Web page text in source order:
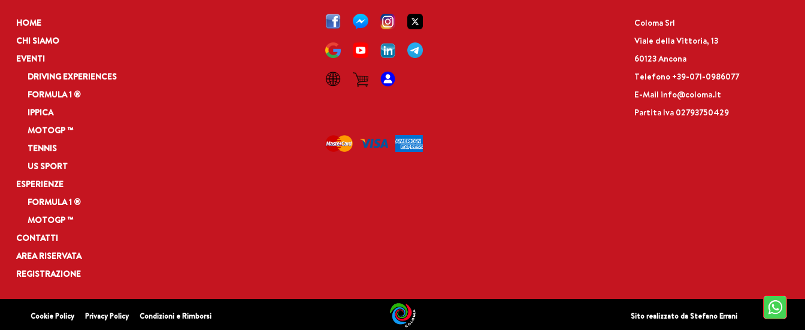
HOME
CHI SIAMO
EVENTI
DRIVING EXPERIENCES
FORMULA 1 ®
IPPICA
MOTOGP ™
TENNIS
US SPORT
ESPERIENZE
FORMULA 1 ®
MOTOGP ™
CONTATTI
AREA RISERVATA
REGISTRAZIONE
Coloma Srl
Viale della Vittoria, 13
60123 Ancona
Telefono +39-071-0986077
E-Mail info@coloma.it
Partita Iva 02793750429
Cookie Policy Privacy Policy Condizioni e Rimborsi Sito realizzato daStefano Errani